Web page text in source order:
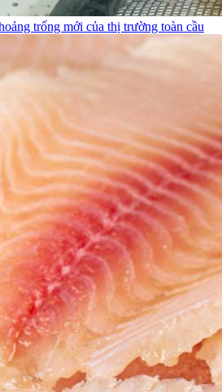
trống mới của thị trường toàn cầu